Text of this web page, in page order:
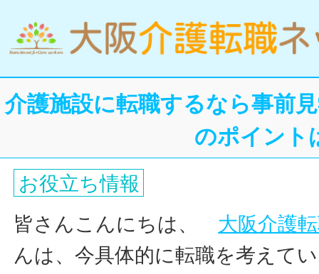
介護施設に転職するなら事前
のポイント
お役立ち情報
皆さんこんにちは、 大阪介護
んは、今具体的に転職を考えて